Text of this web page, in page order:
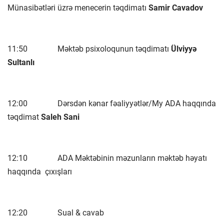
Münasibətləri üzrə menecerin təqdimatı Samir Cavadov
11:50 Məktəb psixoloqunun təqdimatı Ülviyyə
Sultanlı
12:00 Dərsdən kənar fəaliyyətlər/My ADA haqqında
təqdimat Saleh Sani
12:10 ADA Məktəbinin məzunların məktəb həyatı
haqqında çıxışları
12:20 Sual & cavab